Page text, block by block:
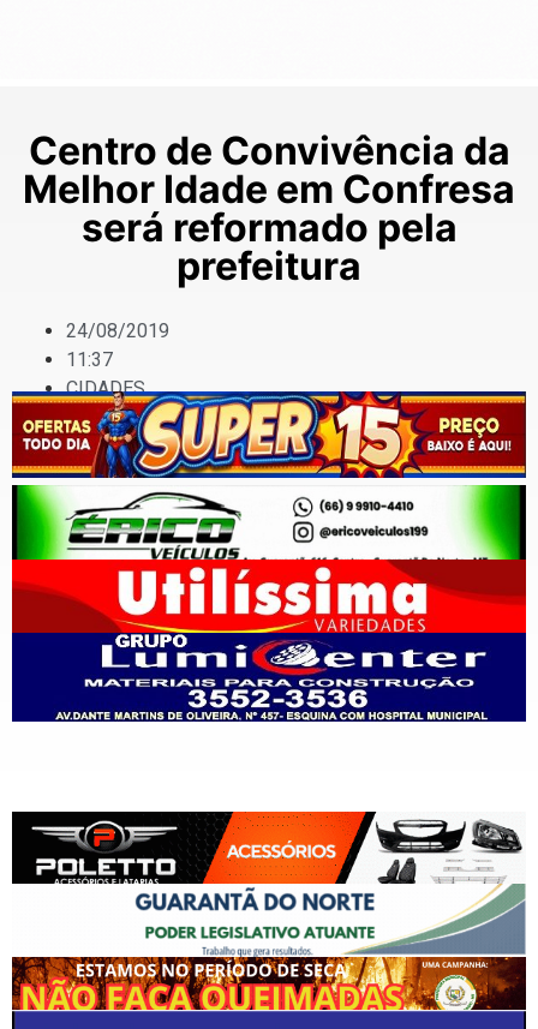
Centro de Convivência da
Melhor Idade em Confresa
será reformado pela
prefeitura
24/08/2019
11:37
CIDADES